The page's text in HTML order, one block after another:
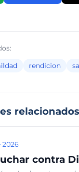
rendicion
relacionados
2026
contra